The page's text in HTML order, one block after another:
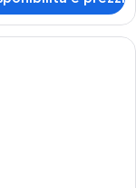
d'albergo con un ampio